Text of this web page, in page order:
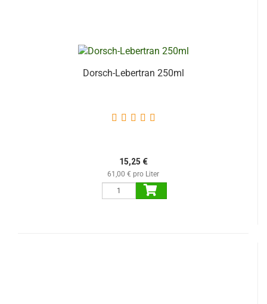
Dorsch-Lebertran 250ml
15,25 €
61,00 € pro Liter